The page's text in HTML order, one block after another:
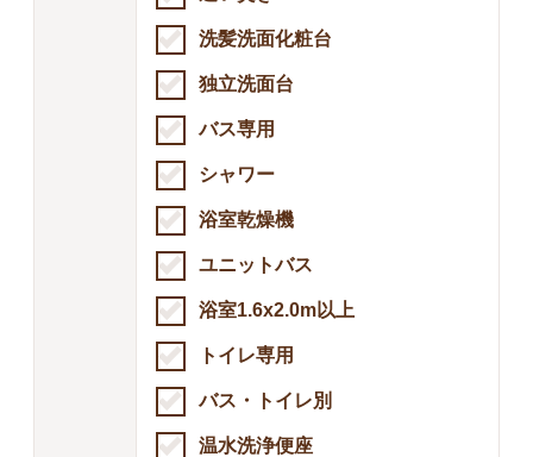
洗髪洗面化粧台
独立洗面台
バス専用
シャワー
浴室乾燥機
ユニットバス
浴室1.6x2.0m以上
トイレ専用
バス・トイレ別
温水洗浄便座